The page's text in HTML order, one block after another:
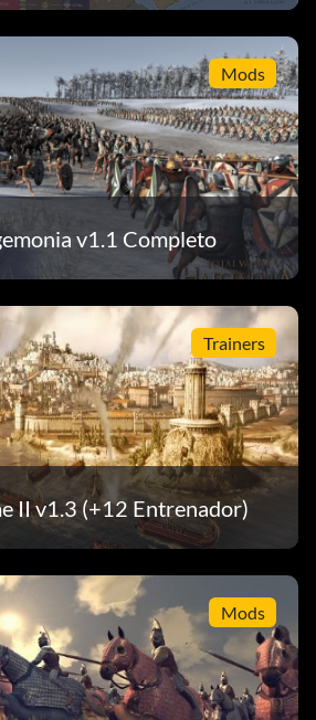
Mods
v1.1 Completo
Trainers
II v1.3 (+12 Entrenador)
Mods